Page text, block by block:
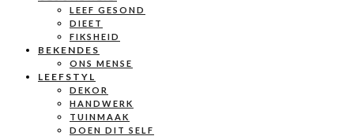
LEEF GESOND
DIEET
FIKSHEID
BEKENDES
ONS MENSE
LEEFSTYL
DEKOR
HANDWERK
TUINMAAK
DOEN DIT SELF